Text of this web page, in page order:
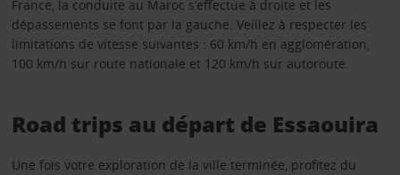
France, la conduite au Maroc s’effectue à droite et les
dépassements se font par la gauche. Veillez à respecter les
limitations de vitesse suivantes : 60 km/h en agglomération,
100 km/h sur route nationale et 120 km/h sur autoroute.
Road trips au départ de Essaouira
Une fois votre exploration de la ville terminée, profitez du